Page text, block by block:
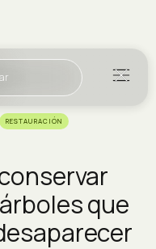
RESTAURACIÓN
que